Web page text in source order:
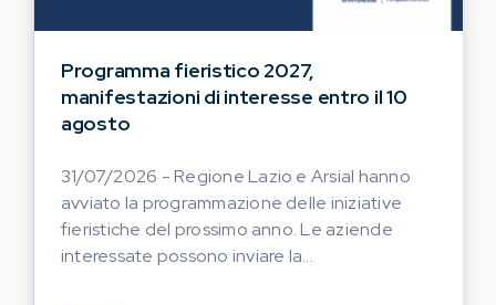
Programma fieristico 2027,
manifestazioni di interesse entro il 10
agosto
31/07/2026 - Regione Lazio e Arsial hanno
avviato la programmazione delle iniziative
fieristiche del prossimo anno. Le aziende
interessate possono inviare la...